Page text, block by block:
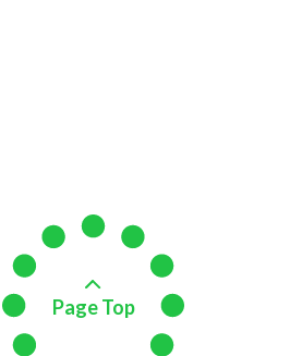
Page Top